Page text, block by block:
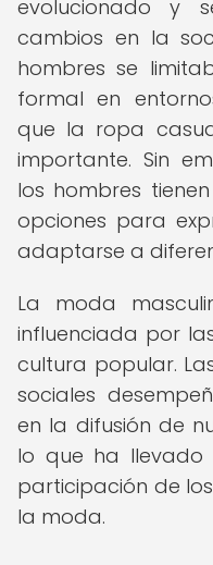
evolucionado y
cambios en la
hombres se
formal en
que la ropa
importante. Sin
los hombres
opciones para
adaptarse a
La moda
influenciada por
cultura popular.
sociales
en la difusión de
lo que ha
participación de
la moda.